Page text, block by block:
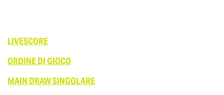
LIVESCORE
ORDINE DI GIOCO
MAIN DRAW SINGOLARE